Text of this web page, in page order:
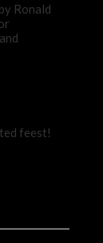
Ronald
feest!